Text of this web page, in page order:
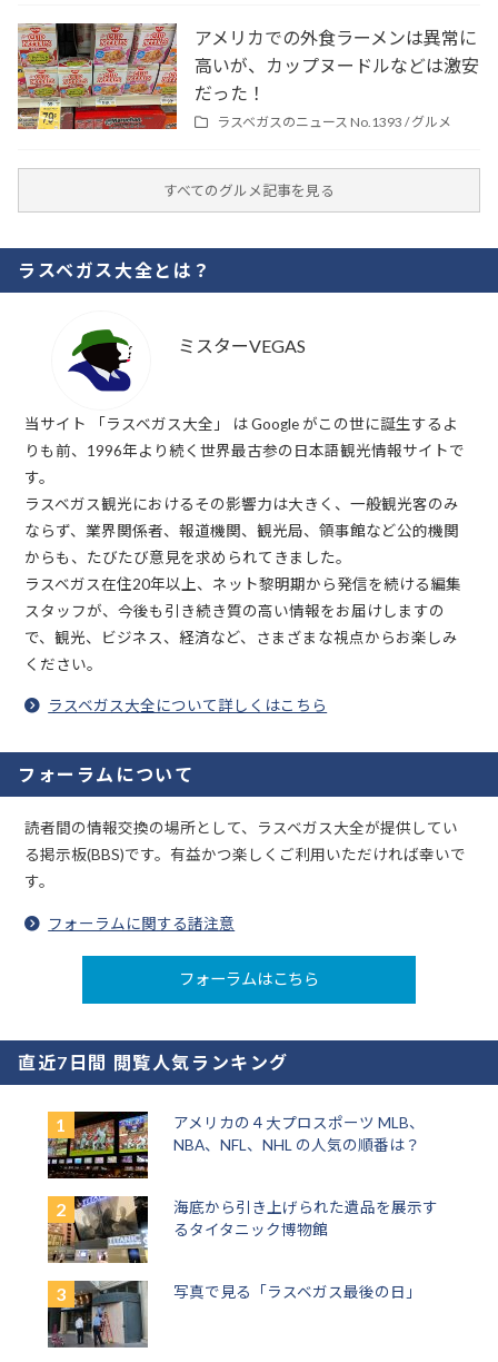
アメリカでの外食ラーメンは異常に
高いが、カップヌードルなどは激安
だった！
ラスベガスのニュース No.1393 /グルメ
すべてのグルメ記事を見る
ラスベガス大全とは？
ミスターVEGAS
当サイト 「ラスベガス大全」 は Google がこの世に誕生するよ
りも前、1996年より続く世界最古参の日本語観光情報サイトで
す。
ラスベガス観光におけるその影響力は大きく、一般観光客のみ
ならず、業界関係者、報道機関、観光局、領事館など公的機関
からも、たびたび意見を求められてきました。
ラスベガス在住20年以上、ネット黎明期から発信を続ける編集
スタッフが、今後も引き続き質の高い情報をお届けしますの
で、観光、ビジネス、経済など、さまざまな視点からお楽しみ
ください。
ラスベガス大全について詳しくはこちら
フォーラムについて
読者間の情報交換の場所として、ラスベガス大全が提供してい
る掲示板(BBS)です。有益かつ楽しくご利用いただければ幸いで
す。
フォーラムに関する諸注意
フォーラムはこちら
直近7日間 閲覧人気ランキング
アメリカの４大プロスポーツ MLB、
NBA、NFL、NHL の人気の順番は？
海底から引き上げられた遺品を展示す
るタイタニック博物館
写真で見る「ラスベガス最後の日」